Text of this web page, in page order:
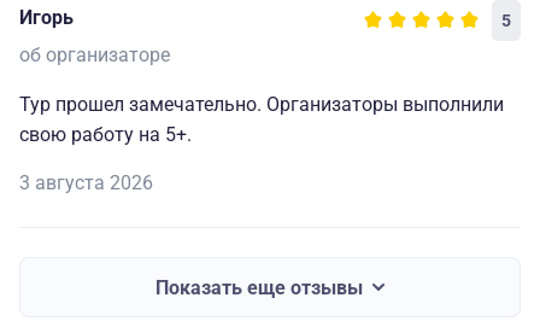
Игорь 5
об организаторе
Тур прошел замечательно. Организаторы выполнили
свою работу на 5+.
3 августа 2026
Показать еще отзывы